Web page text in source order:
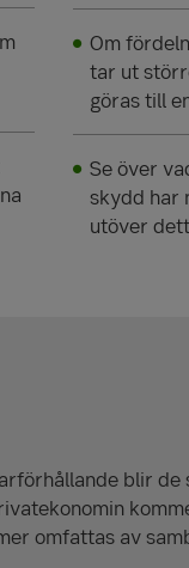
Om
tar ut
göras till
Se över
skydd har
utöver
blir de
omfattas av